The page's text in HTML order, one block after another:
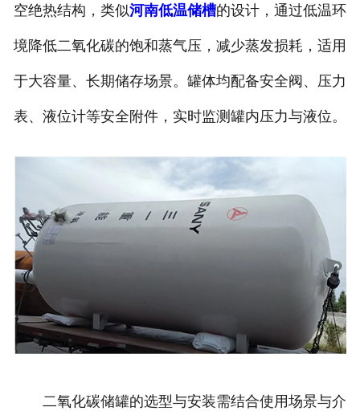
空绝热结构，类似河南低温储槽的设计，通过低温环
境降低二氧化碳的饱和蒸气压，减少蒸发损耗，适用
于大容量、长期储存场景。罐体均配备安全阀、压力
表、液位计等安全附件，实时监测罐内压力与液位。
二氧化碳储罐的选型与安装需结合使用场景与介